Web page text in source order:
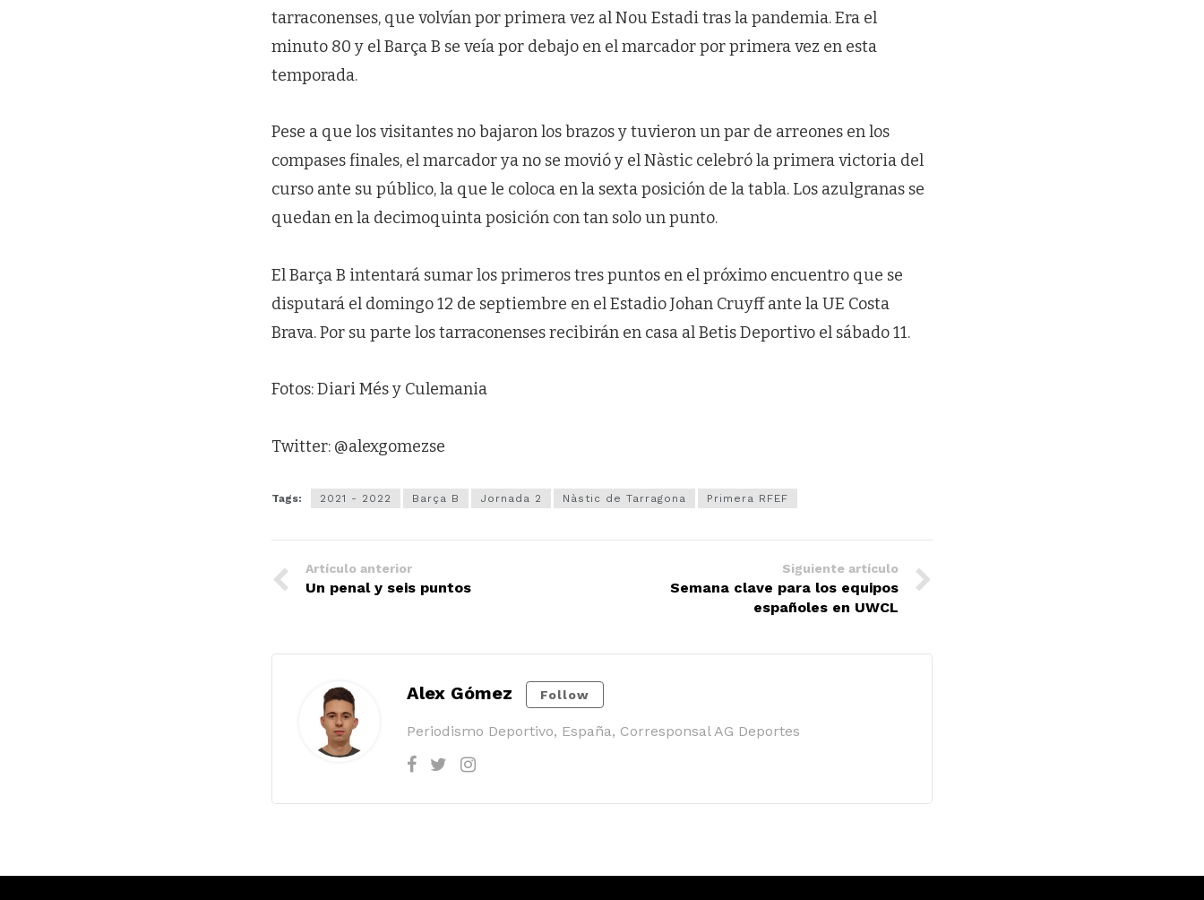
tarraconenses, que volvían por primera vez al Nou Estadi tras la pandemia. Era el
minuto 80 y el Barça B se veía por debajo en el marcador por primera vez en esta
temporada.
Pese a que los visitantes no bajaron los brazos y tuvieron un par de arreones en los
compases finales, el marcador ya no se movió y el Nàstic celebró la primera victoria del
curso ante su público, la que le coloca en la sexta posición de la tabla. Los azulgranas se
quedan en la decimoquinta posición con tan solo un punto.
El Barça B intentará sumar los primeros tres puntos en el próximo encuentro que se
disputará el domingo 12 de septiembre en el Estadio Johan Cruyff ante la UE Costa
Brava. Por su parte los tarraconenses recibirán en casa al Betis Deportivo el sábado 11.
Fotos: Diari Més y Culemania
Twitter: @alexgomezse
Tags: 2021 - 2022 Barça B Jornada 2 Nàstic de Tarragona Primera RFEF
Artículo anterior
Un penal y seis puntos
Siguiente artículo
Semana clave para los equipos
españoles en UWCL
Alex Gómez Follow
Periodismo Deportivo, España, Corresponsal AG Deportes